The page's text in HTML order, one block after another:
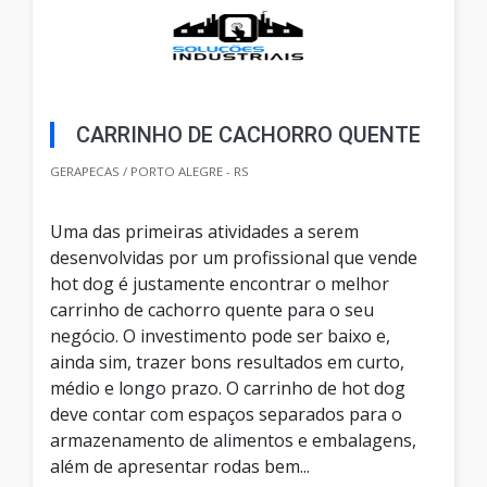
CARRINHO DE CACHORRO QUENTE
GERAPECAS / PORTO ALEGRE - RS
Uma das primeiras atividades a serem
desenvolvidas por um profissional que vende
hot dog é justamente encontrar o melhor
carrinho de cachorro quente para o seu
negócio. O investimento pode ser baixo e,
ainda sim, trazer bons resultados em curto,
médio e longo prazo. O carrinho de hot dog
deve contar com espaços separados para o
armazenamento de alimentos e embalagens,
além de apresentar rodas bem...